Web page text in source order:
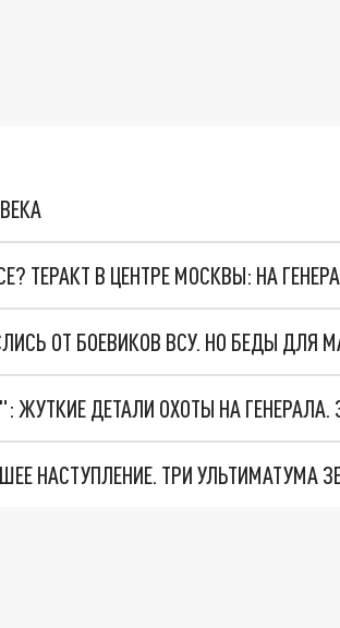
ТЕРАКТ В ЦЕНТРЕ МОСКВЫ: НА
ОТ БОЕВИКОВ ВСУ. НО БЕДЫ ДЛЯ